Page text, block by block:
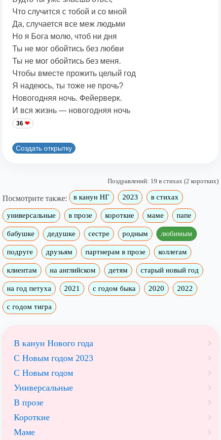
Что случится с тобой и со мной
Да, случается все меж людьми
Но я Бога молю, чтоб ни дня
Ты не мог обойтись без любви
Ты не мог обойтись без меня.
Чтобы вместе прожить целый год
Я надеюсь, ты тоже не прочь?
Новогодняя ночь. Фейерверк.
И вся жизнь — новогодняя ночь
36
Создать открытку
Поздравлений: 19 в стихах (2 коротких)
Посмотрите также: в канун НГ 2023 в стихах
универсальные в прозе короткие маме папе
бабушке дедушке сестре родным любимым
подруге друзьям партнерам в прозе коллегам
клиентам на английском детям старый новый год
на год петуха 2021 с годом быка 2020 2022
с годом тигра
В канун Нового года
С Новым годом 2023
С Новым годом
Универсальные
В прозе
Короткие
Маме